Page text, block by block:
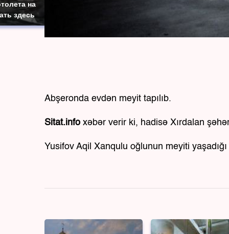
на
здесь
Abşeronda evdən meyit tapılıb.
Sitat.info xəbər verir ki, hadisə Xırdalan
Yusifov Aqil Xanqulu oğlunun meyiti